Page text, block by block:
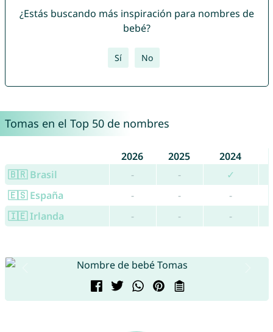
¿Estás buscando más inspiración para nombres de
bebé?
Sí No
Tomas en el Top 50 de nombres
2026 2025
2024
🇧🇷 Brasil
- -
✓
🇪🇸 España
- -
-
🇮🇪 Irlanda
- - -